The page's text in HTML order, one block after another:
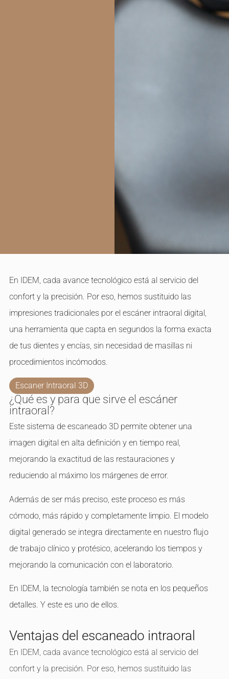
En IDEM, cada avance tecnológico está al servicio del
confort y la precisión. Por eso, hemos sustituido las
impresiones tradicionales por el escáner intraoral digital,
una herramienta que capta en segundos la forma exacta
de tus dientes y encías, sin necesidad de masillas ni
procedimientos incómodos.
Escaner Intraoral 3D
¿Qué es y para que sirve el escáner
intraoral?
Este sistema de escaneado 3D permite obtener una
imagen digital en alta definición y en tiempo real,
mejorando la exactitud de las restauraciones y
reduciendo al máximo los márgenes de error.
Además de ser más preciso, este proceso es más
cómodo, más rápido y completamente limpio. El modelo
digital generado se integra directamente en nuestro flujo
de trabajo clínico y protésico, acelerando los tiempos y
mejorando la comunicación con el laboratorio.
En IDEM, la tecnología también se nota en los pequeños
detalles. Y este es uno de ellos.
Ventajas del escaneado intraoral
En IDEM, cada avance tecnológico está al servicio del
confort y la precisión. Por eso, hemos sustituido las